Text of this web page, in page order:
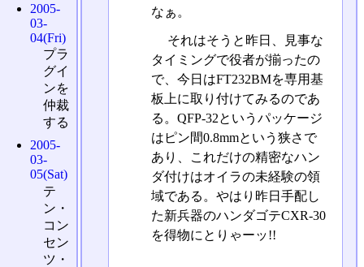
なぁ。
それはそうと昨日、見事な
タイミングで役者が揃ったの
で、今日はFT232BMを専用基
板上に取り付けてみるのであ
る。QFP-32というパッケージ
はピン間0.8mmという狭さで
あり、これだけの精密なハン
ダ付けはオイラの未経験の領
域である。やはり昨日手配し
た新兵器のハンダゴテCXR-30
を得物にとりゃーッ!!
2005-
03-
04(Fri)
プラ
グイ
ンを
仲裁
する
2005-
03-
05(Sat)
テ
ン・
コン
セン
ツ・